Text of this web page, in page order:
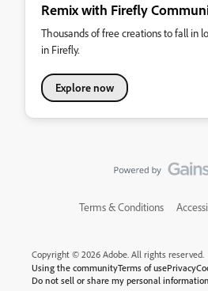
Remix with Firefly
Thousands of free creations to fall in
in Firefly.
Explore now
Terms & Conditions
Copyright © 2026 Adobe. All rights reserved.
Using the communityTerms of usePrivacy
Do not sell or share my personal information